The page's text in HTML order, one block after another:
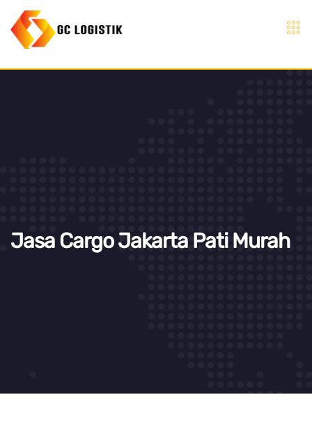
Jasa Cargo Jakarta Pati Murah